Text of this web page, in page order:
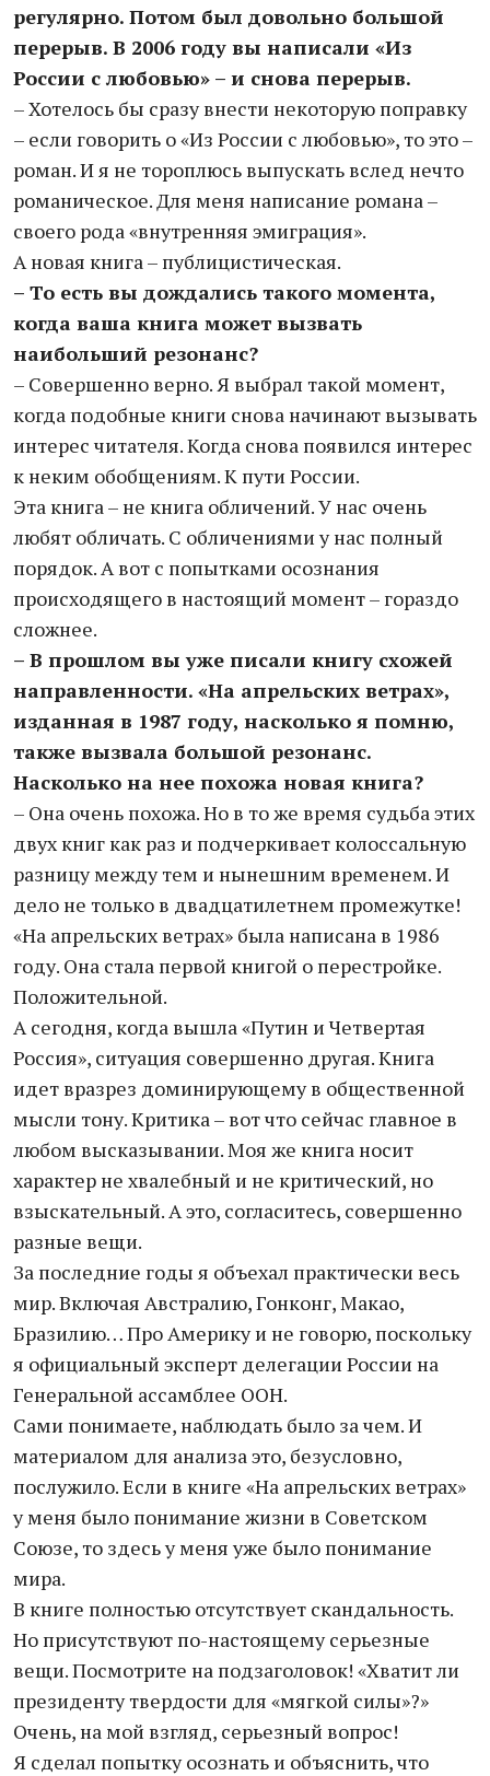
регулярно. Потом был довольно большой
перерыв. В 2006 году вы написали «Из
России с любовью» – и снова перерыв.
– Хотелось бы сразу внести некоторую поправку
– если говорить о «Из России с любовью», то это –
роман. И я не тороплюсь выпускать вслед нечто
романическое. Для меня написание романа –
своего рода «внутренняя эмиграция».
А новая книга – публицистическая.
– То есть вы дождались такого момента,
когда ваша книга может вызвать
наибольший резонанс?
– Совершенно верно. Я выбрал такой момент,
когда подобные книги снова начинают вызывать
интерес читателя. Когда снова появился интерес
к неким обобщениям. К пути России.
Эта книга – не книга обличений. У нас очень
любят обличать. С обличениями у нас полный
порядок. А вот с попытками осознания
происходящего в настоящий момент – гораздо
сложнее.
– В прошлом вы уже писали книгу схожей
направленности. «На апрельских ветрах»,
изданная в 1987 году, насколько я помню,
также вызвала большой резонанс.
Насколько на нее похожа новая книга?
– Она очень похожа. Но в то же время судьба этих
двух книг как раз и подчеркивает колоссальную
разницу между тем и нынешним временем. И
дело не только в двадцатилетнем промежутке!
«На апрельских ветрах» была написана в 1986
году. Она стала первой книгой о перестройке.
Положительной.
А сегодня, когда вышла «Путин и Четвертая
Россия», ситуация совершенно другая. Книга
идет вразрез доминирующему в общественной
мысли тону. Критика – вот что сейчас главное в
любом высказывании. Моя же книга носит
характер не хвалебный и не критический, но
взыскательный. А это, согласитесь, совершенно
разные вещи.
За последние годы я объехал практически весь
мир. Включая Австралию, Гонконг, Макао,
Бразилию… Про Америку и не говорю, поскольку
я официальный эксперт делегации России на
Генеральной ассамблее ООН.
Сами понимаете, наблюдать было за чем. И
материалом для анализа это, безусловно,
послужило. Если в книге «На апрельских ветрах»
у меня было понимание жизни в Советском
Союзе, то здесь у меня уже было понимание
мира.
В книге полностью отсутствует скандальность.
Но присутствуют по-настоящему серьезные
вещи. Посмотрите на подзаголовок! «Хватит ли
президенту твердости для «мягкой силы»?»
Очень, на мой взгляд, серьезный вопрос!
Я сделал попытку осознать и объяснить, что